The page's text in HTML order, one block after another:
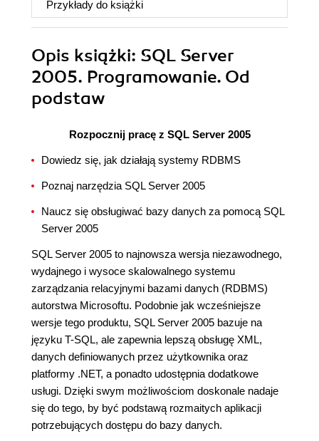
Przykłady do książki
Opis książki: SQL Server
2005. Programowanie. Od
podstaw
Rozpocznij pracę z SQL Server 2005
Dowiedz się, jak działają systemy RDBMS
Poznaj narzędzia SQL Server 2005
Naucz się obsługiwać bazy danych za pomocą SQL
Server 2005
SQL Server 2005 to najnowsza wersja niezawodnego,
wydajnego i wysoce skalowalnego systemu
zarządzania relacyjnymi bazami danych (RDBMS)
autorstwa Microsoftu. Podobnie jak wcześniejsze
wersje tego produktu, SQL Server 2005 bazuje na
języku T-SQL, ale zapewnia lepszą obsługę XML,
danych definiowanych przez użytkownika oraz
platformy .NET, a ponadto udostępnia dodatkowe
usługi. Dzięki swym możliwościom doskonale nadaje
się do tego, by być podstawą rozmaitych aplikacji
potrzebujących dostępu do bazy danych.